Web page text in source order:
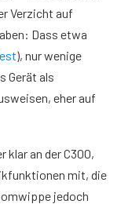
Verzicht auf
Dass etwa
), nur wenige
Gerät als
eher auf
klar an der C300,
mit, die
jedoch